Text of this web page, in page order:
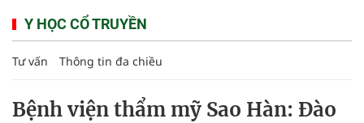
Y HỌC CỔ TRUYỀN
Tư vấn Thông tin đa chiều
Bệnh viện thẩm mỹ Sao Hàn: Đào